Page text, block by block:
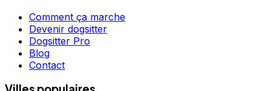
Comment ça marche
Devenir dogsitter
Dogsitter Pro
Blog
Contact